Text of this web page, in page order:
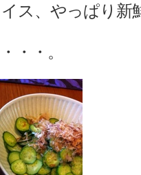
ス、やっぱり新
・・。